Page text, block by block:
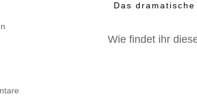
Das
Wie findet ihr